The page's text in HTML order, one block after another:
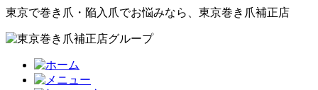
東京で巻き爪・陥入爪でお悩みなら、東京巻き爪補正店